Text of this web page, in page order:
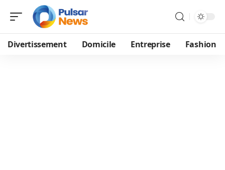
Divertissement Domicile Entreprise Fashion